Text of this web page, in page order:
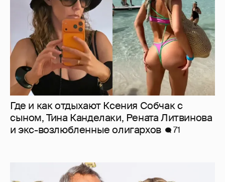
Где и как отдыхают Ксения Собчак с
сыном, Тина Канделаки, Рената Литвинова
и экс-возлюбленные олигархов
71